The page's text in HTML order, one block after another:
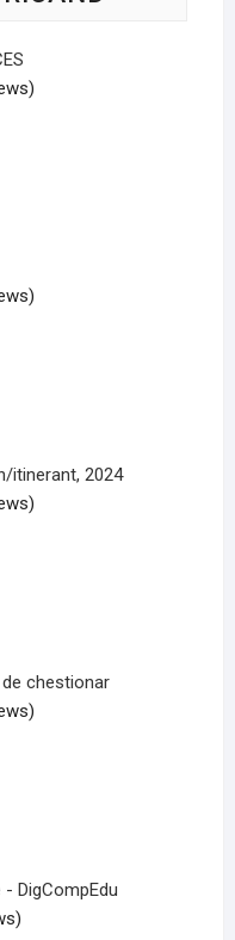
itinerant, 2024
chestionar
DigCompEdu